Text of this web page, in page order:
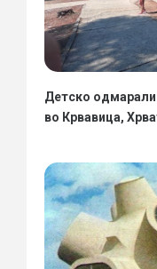
Детско
во Крвавица,